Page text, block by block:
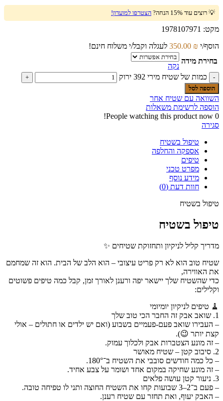
💡 רוצים עוד 15% הנחה? הצטרפו למועדון!
מקט: 1978107971
הוסף/י
350.00 ₪
לעגלה וקבל/י משלוח חינם!
בחירת מידה
נקה
כמות של שטיח מירי 392 ירוק
הוספה לסל
השוואה עם שטיח אחר
הוספה לרשימת משאלות
0
People watching this product now!
סגירה
טיפול בשטיח
אספקה והחלפה
טיפים
מפרט טכני
מידע נוסף
חוות דעת (0)
טיפול בשטיח
טיפול בשטיח
מדריך קליל לניקיון ותחזוקת שטיחים ✨
שטיח טוב הוא לא רק פריט עיצובי – הוא הלב של הבית. הוא זה שמחמם
את האווירה,
כדי שהשטיח שלך יישאר יפה ורענן לאורך זמן, קבל כמה טיפים פשוטים
וקלילים:
🧹 טיפים לניקיון יומיומי
1. שואב אבק זה החבר הכי טוב שלך
– העבירו שואב פעם-פעמיים בשבוע (ואם יש ילדים או חתולים – אולי
קצת יותר 😉).
– זה מונע הצטברות אבק ולכלוך עמוק.
2. סיבוב קטן – שטיח מאושר
– כל כמה חודשים סובבי את השטיח ב־180°.
– זה מונע שחיקה במקום אחד ושומר על צבע אחיד.
3. ניעור קטן עושה פלאים
– פעם ב־2–3 שבועות קחו את השטיח החוצה ותני לו טפיחה טובה.
– האבק יעוף, ואת תחזר עם שטיח רענן.